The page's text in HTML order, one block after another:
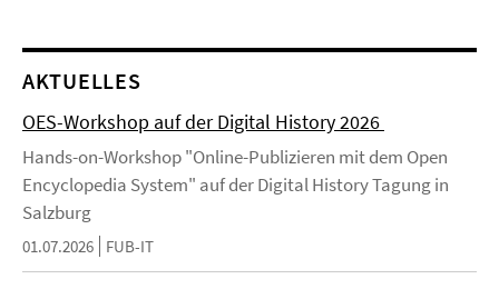
AKTUELLES
OES-Workshop auf der Digital History 2026
Hands-on-Workshop "Online-Publizieren mit dem Open
Encyclopedia System" auf der Digital History Tagung in
Salzburg
01.07.2026 FUB-IT